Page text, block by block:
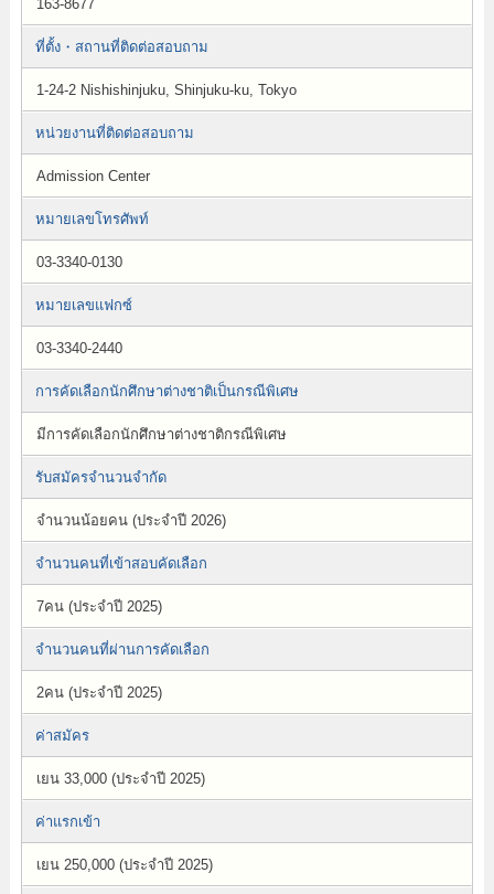
163-8677
ที่ตั้ง・สถานที่ติดต่อสอบถาม
1-24-2 Nishishinjuku, Shinjuku-ku, Tokyo
หน่วยงานที่ติดต่อสอบถาม
Admission Center
หมายเลขโทรศัพท์
03-3340-0130
หมายเลขแฟกซ์
03-3340-2440
การคัดเลือกนักศึกษาต่างชาติเป็นกรณีพิเศษ
มีการคัดเลือกนักศึกษาต่างชาติกรณีพิเศษ
รับสมัครจำนวนจำกัด
จำนวนน้อยคน (ประจำปี 2026)
จำนวนคนที่เข้าสอบคัดเลือก
7คน (ประจำปี 2025)
จำนวนคนที่ผ่านการคัดเลือก
2คน (ประจำปี 2025)
ค่าสมัคร
เยน 33,000 (ประจำปี 2025)
ค่าแรกเข้า
เยน 250,000 (ประจำปี 2025)